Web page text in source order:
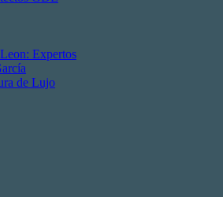
Expertos
de Lujo